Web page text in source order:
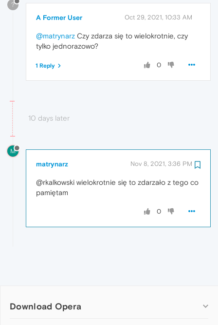
?
A Former User Oct 29, 2021, 10:33 AM
@matrynarz Czy zdarza się to wielokrotnie, czy
tylko jednorazowo?
0
1 Reply
10 days later
M
matrynarz Nov 8, 2021, 3:36 PM
@rkalkowski wielokrotnie się to zdarzało z tego co
pamiętam
0
Download Opera